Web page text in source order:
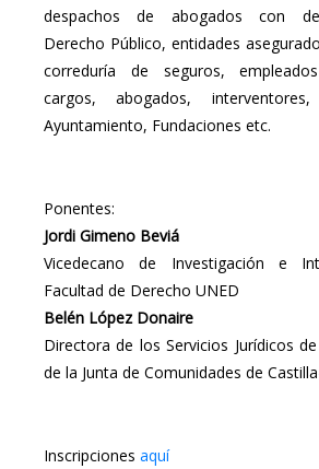
despachos de abogados con
Derecho Público, entidades
correduría de seguros,
cargos, abogados,
Ayuntamiento, Fundaciones etc.
Ponentes:
Jordi Gimeno Beviá
Vicedecano de Investigación e
Facultad de Derecho UNED
Belén López Donaire
Directora de los Servicios Jurídicos
de la Junta de Comunidades de
Inscripciones aquí